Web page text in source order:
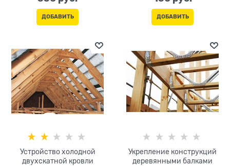
ДОБАВИТЬ ДОБАВИТЬ
Устройство холодной
двухскатной кровли
Укрепление конструкций
деревянными балками